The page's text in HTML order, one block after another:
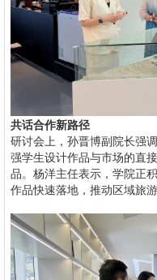
共话合作新路径
研讨会上，孙晋博副院长强
强学生设计作品与市场的直
品。杨洋主任表示，学院正
作品快速落地，推动区域旅